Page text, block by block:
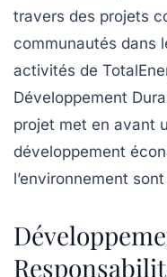
travers des projets
communautés dans
activités de
Développement
projet met en avant
développement
l’environnement